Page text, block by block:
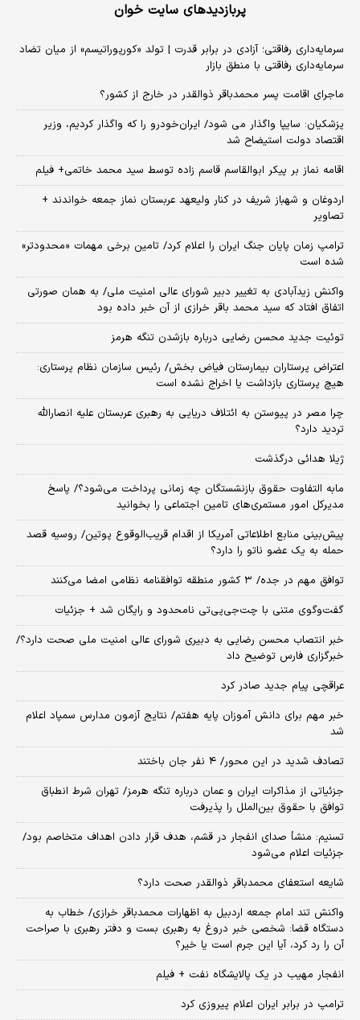
پربازدیدهای سایت خوان
سرمایه‌داری رفاقتی؛ آزادی در برابر قدرت | تولد «کورپوراتیسم» از میان تضاد
سرمایه‌داری رفاقتی با منطق بازار
ماجرای اقامت پسر محمدباقر ذوالقدر در خارج از کشور؟
پزشکیان: سایپا واگذار می شود/ ایران‌خودرو را که واگذار کردیم، وزیر
اقتصاد دولت استیضاح شد
اقامه نماز بر پیکر ابوالقاسم قاسم زاده توسط سید محمد خاتمی+ فیلم
اردوغان و شهباز شریف در کنار ولیعهد عربستان نماز جمعه خواندند +
تصاویر
ترامپ زمان پایان جنگ ایران را اعلام کرد/ تامین برخی مهمات «محدودتر»
شده است
واکنش زیدآبادی به تغییر دبیر شورای عالی امنیت ملی/ به همان صورتی
اتفاق افتاد که سید محمد باقر خرازی از آن خبر داده بود
توئیت جدید محسن رضایی درباره بازشدن تنگه هرمز
اعتراض پرستاران بیمارستان فیاض بخش/ رئیس سازمان نظام پرستاری:
هیچ پرستاری بازداشت یا اخراج نشده است
چرا مصر در پیوستن به ائتلاف دریایی به رهبری عربستان علیه انصارالله
تردید دارد؟
ژیلا هدائی درگذشت
مابه التفاوت حقوق بازنشستگان چه زمانی پرداخت می‌شود؟/ پاسخ
مدیرکل امور مستمری‌های تامین اجتماعی را بخوانید
پیش‌بینی منابع اطلاعاتی آمریکا از اقدام قریب‌الوقوع پوتین/ روسیه قصد
حمله به یک عضو ناتو را دارد؟
توافق مهم در جده/ ۳ کشور منطقه توافقنامه نظامی امضا می‌کنند
گفت‌وگوی متنی با چت‌جی‌پی‌تی نامحدود و رایگان شد + جزئیات
خبر انتصاب محسن رضایی به دبیری شورای عالی امنیت ملی صحت دارد؟/
خبرگزاری فارس توضیح داد
عراقچی پیام جدید صادر کرد
خبر مهم برای دانش آموزان پایه هفتم/ نتایج آزمون مدارس سمپاد اعلام
شد
تصادف شدید در این محور/ ۴ نفر جان باختند
جزئیاتی از مذاکرات ایران و عمان درباره تنگه هرمز/ تهران شرط انطباق
توافق با حقوق بین‌الملل را پذیرفت
تسنیم: منشأ صدای انفجار در قشم، هدف قرار دادن اهداف متخاصم بود/
جزئیات اعلام می‌شود
شایعه استعفای محمدباقر ذوالقدر صحت دارد؟
واکنش تند امام جمعه اردبیل به اظهارات محمدباقر خرازی/ خطاب به
دستگاه قضا: شخصی خبر دروغ به رهبری بست و دفتر رهبری با صراحت
آن را رد کرد، آیا این جرم است یا خیر؟
انفجار مهیب در یک پالایشگاه نفت + فیلم
ترامپ در برابر ایران اعلام پیروزی کرد